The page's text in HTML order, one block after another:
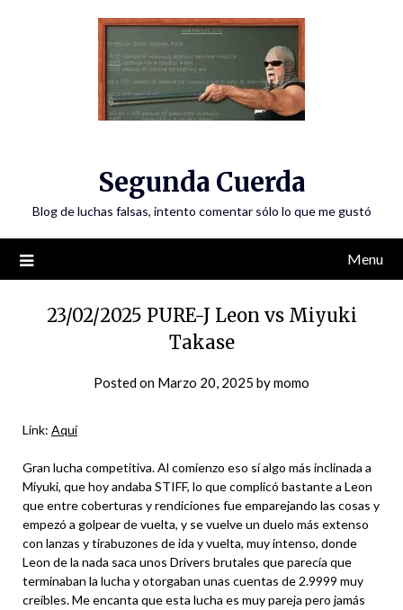
Segunda Cuerda
Blog de luchas falsas, intento comentar sólo lo que me gustó
Menu
23/02/2025 PURE-J Leon vs Miyuki
Takase
Posted on Marzo 20, 2025 bymomo
Link: Aquí
Gran lucha competitiva. Al comienzo eso sí algo más inclinada a
Miyuki, que hoy andaba STIFF, lo que complicó bastante a Leon
que entre coberturas y rendiciones fue emparejando las cosas y
empezó a golpear de vuelta, y se vuelve un duelo más extenso
con lanzas y tirabuzones de ida y vuelta, muy intenso, donde
Leon de la nada saca unos Drivers brutales que parecía que
terminaban la lucha y otorgaban unas cuentas de 2.9999 muy
creíbles. Me encanta que esta lucha es muy pareja pero jamás